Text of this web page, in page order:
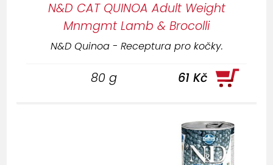
N&D CAT QUINOA Adult Weight
Mnmgmt Lamb & Brocolli
N&D Quinoa - Receptura pro kočky.
80 g 61 Kč